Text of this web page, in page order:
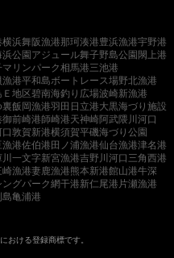
横浜舞阪漁港那珂湊港豊浜漁港宇野港
公園 アジュール舞子野島公園 閖上港
マリンパーク相馬港三池港
漁港平和島ボートレース場野北漁港
Ｅ地区碧南海釣り広場波崎新漁港
裏飯岡漁港羽田 日立港大黒海づり施設
御前崎港師崎港天神崎 阿武隈川河口
敦賀新港横須賀平磯海づり公園
漁港佐伯港 田ノ浦漁港仙台漁港津名港
川一文字新宮漁港吉野川河口 三角西港
崎漁港妻鹿漁港熊本新港館山港牛深
グパーク網干港新仁尾港 片瀬漁港
島亀浦港
おける登録商標です。